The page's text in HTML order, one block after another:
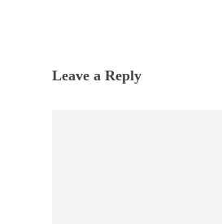
Leave a Reply